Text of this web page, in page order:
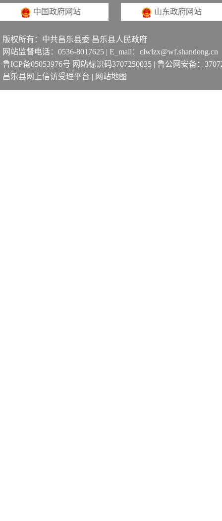
中国政府网站 山东政府网站
版权所有：中共昌乐县委 昌乐县人民政府
网站监督电话：0536-8017625 | E_mail：clwlzx@wf.shandong.cn
鲁ICP备05053976号 网站标识码3707250035 | 鲁公网安备：
昌乐县网上信访受理平台 | 网站地图